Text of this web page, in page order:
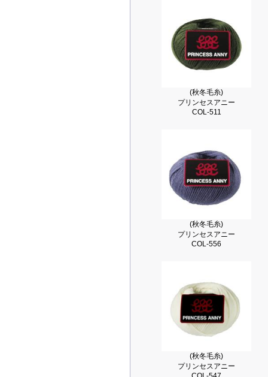
(秋冬毛糸)
プリンセスアニー
COL-511
(秋冬毛糸)
プリンセスアニー
COL-556
(秋冬毛糸)
プリンセスアニー